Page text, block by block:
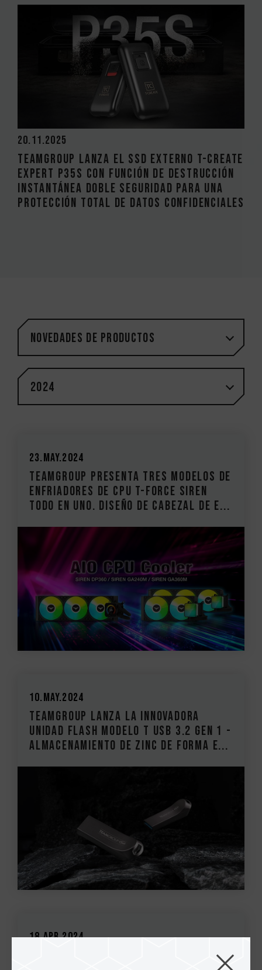
20.11.2025
TEAMGROUP lanza el SSD externo T-CREATE
EXPERT P35S con función de destrucción
instantánea Doble seguridad para una
protección total de datos confidenciales
Novedades de productos
2024
23.May.2024
TEAMGROUP presenta tres modelos de
enfriadores de CPU T-FORCE SIREN
todo en uno. Diseño de cabezal de e...
10.May.2024
TEAMGROUP lanza la innovadora
unidad flash Modelo T USB 3.2 Gen 1 -
Almacenamiento de zinc de forma e...
18.Apr.2024